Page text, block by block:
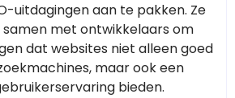
uitdagingen aan te pakken. Ze
met ontwikkelaars om
dat websites niet alleen goed
maar ook een
bieden.